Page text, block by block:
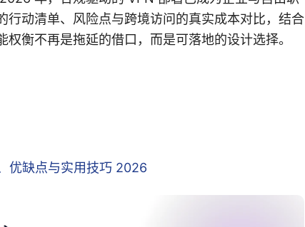
行动清单、风险点与跨境访问的真实成本对比，结合
衡不再是拖延的借口，而是可落地的设计选择。
优缺点与实用技巧 2026